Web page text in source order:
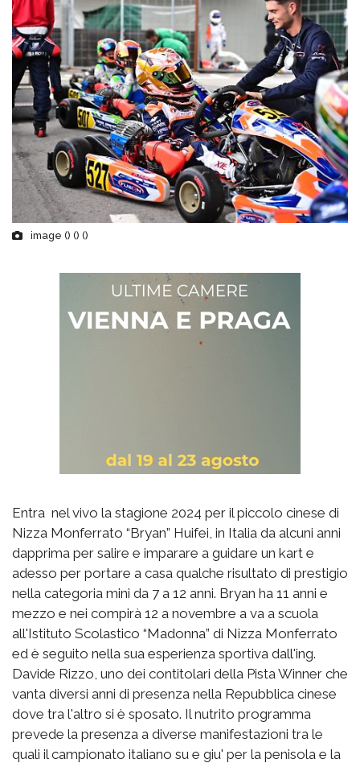
image () () ()
Entra nel vivo la stagione 2024 per il piccolo cinese di
Nizza Monferrato “Bryan” Huifei, in Italia da alcuni anni
dapprima per salire e imparare a guidare un kart e
adesso per portare a casa qualche risultato di prestigio
nella categoria mini da 7 a 12 anni. Bryan ha 11 anni e
mezzo e nei compirà 12 a novembre a va a scuola
all'Istituto Scolastico “Madonna” di Nizza Monferrato
ed è seguito nella sua esperienza sportiva dall'ing.
Davide Rizzo, uno dei contitolari della Pista Winner che
vanta diversi anni di presenza nella Repubblica cinese
dove tra l'altro si è sposato. Il nutrito programma
prevede la presenza a diverse manifestazioni tra le
quali il campionato italiano su e giu' per la penisola e la